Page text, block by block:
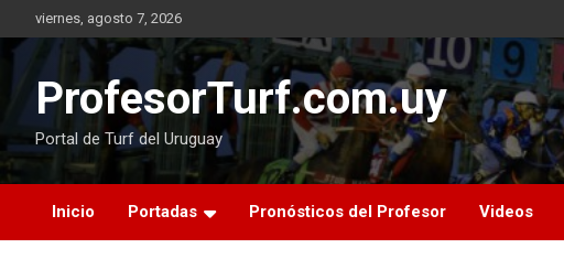
to
content
viernes, agosto 7, 2026
ProfesorTurf.com.uy
Portal de Turf del Uruguay
Inicio Portadas Pronósticos del Profesor Videos